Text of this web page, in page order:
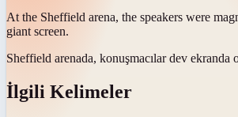
At the Sheffield arena, the speakers were
giant screen.
Sheffield arenada, konuşmacılar dev ekranda
İlgili Kelimeler